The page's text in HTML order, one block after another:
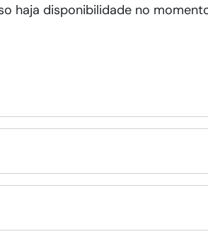
haja disponibilidade no